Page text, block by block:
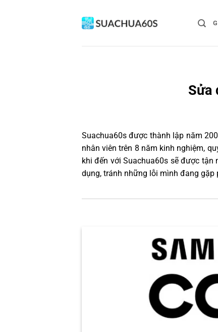
Sửa
Suachua60s được thành lập năm
nhân viên trên 8 năm kinh nghiệm,
khi đến với Suachua60s sẽ được
dụng, tránh những lỗi mình đang gặp